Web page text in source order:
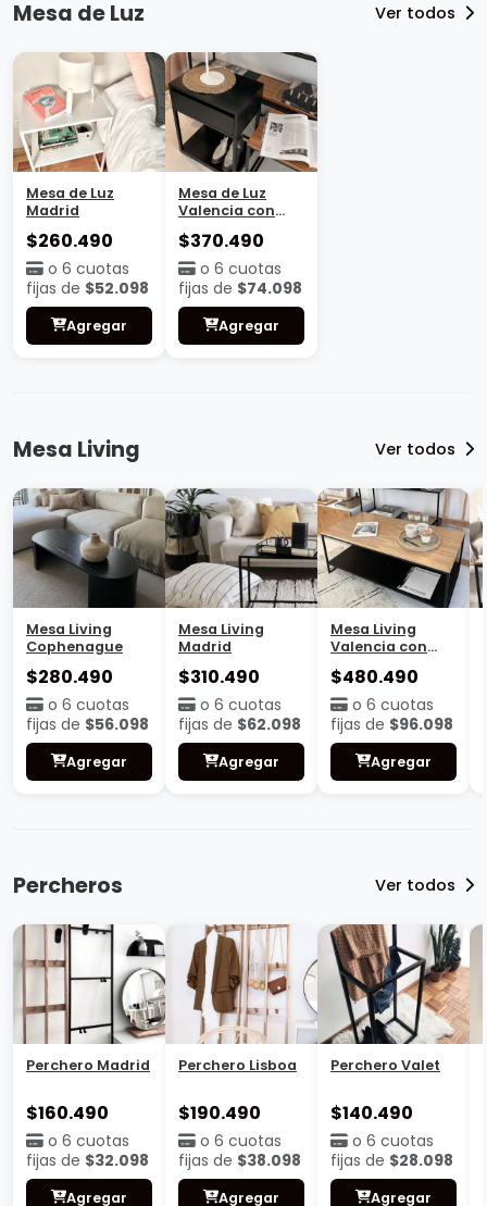
Mesa de Luz Ver todos
Mesa de Luz
Madrid
$260.490
o 6 cuotas
fijas de $52.098
Agregar
Mesa de Luz
Valencia con
$370.490
o 6 cuotas
fijas de $74.098
Agregar
Mesa Living Ver todos
Mesa Living
Cophenague
$280.490
o 6 cuotas
fijas de $56.098
Agregar
Mesa Living
Madrid
$310.490
o 6 cuotas
fijas de $62.098
Agregar
Mesa Living
Valencia con
$480.490
o 6 cuotas
fijas de $96.098
Agregar
Percheros Ver todos
Perchero Madrid
$160.490
o 6 cuotas
fijas de $32.098
Agregar
Perchero Lisboa
$190.490
o 6 cuotas
fijas de $38.098
Agregar
Perchero Valet
$140.490
o 6 cuotas
fijas de $28.098
Agregar